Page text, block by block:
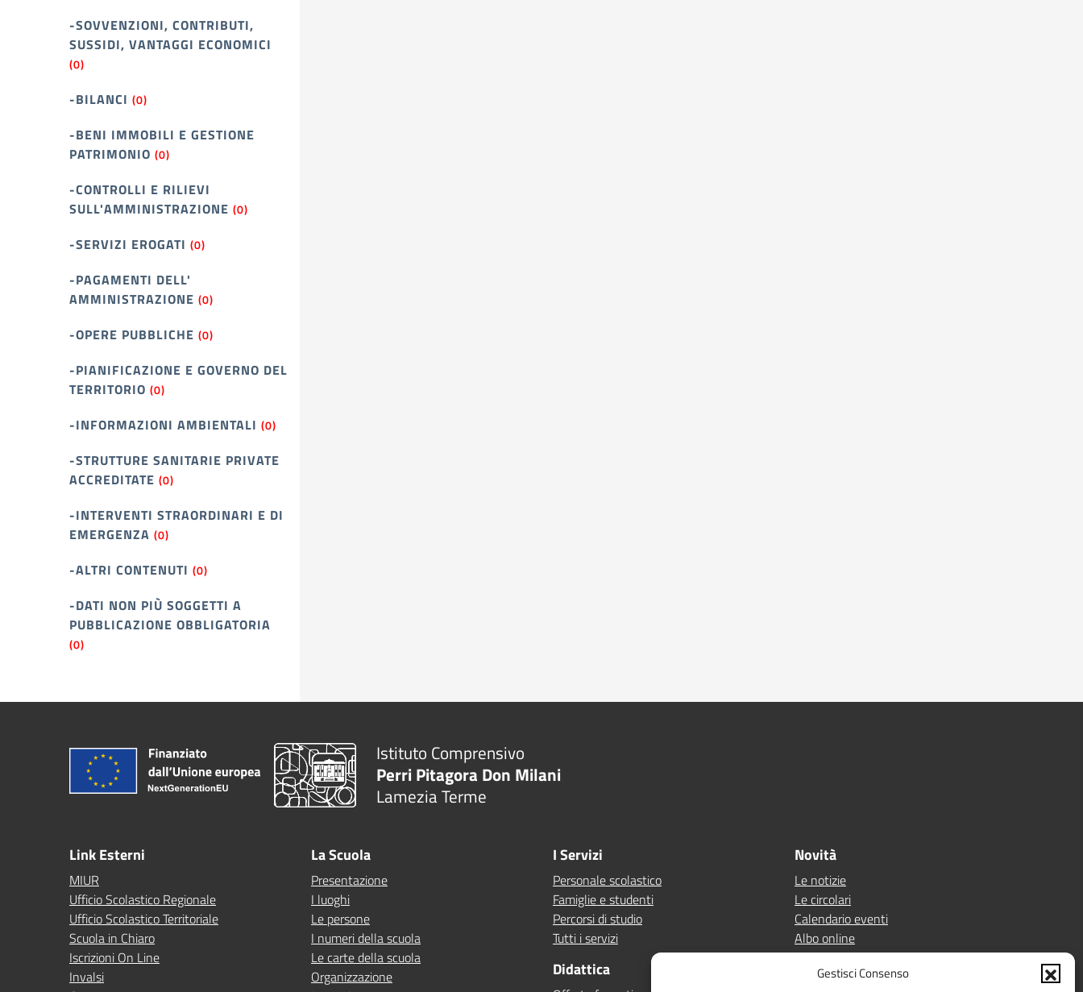
Gestisci Consenso
-SOVVENZIONI, CONTRIBUTI,
SUSSIDI, VANTAGGI ECONOMICI
(0)
-BILANCI (0)
-BENI IMMOBILI E GESTIONE
PATRIMONIO (0)
-CONTROLLI E RILIEVI
SULL'AMMINISTRAZIONE (0)
-SERVIZI EROGATI (0)
-PAGAMENTI DELL'
AMMINISTRAZIONE (0)
-OPERE PUBBLICHE (0)
-PIANIFICAZIONE E GOVERNO DEL
TERRITORIO (0)
-INFORMAZIONI AMBIENTALI (0)
-STRUTTURE SANITARIE PRIVATE
ACCREDITATE (0)
-INTERVENTI STRAORDINARI E DI
EMERGENZA (0)
-ALTRI CONTENUTI (0)
-DATI NON PIÙ SOGGETTI A
PUBBLICAZIONE OBBLIGATORIA
(0)
Istituto Comprensivo
Perri Pitagora Don Milani
Lamezia Terme
Link Esterni
MIUR
Ufficio Scolastico Regionale
Ufficio Scolastico Territoriale
Scuola in Chiaro
Iscrizioni On Line
Invalsi
La Scuola
Presentazione
I luoghi
Le persone
I numeri della scuola
Le carte della scuola
Organizzazione
I Servizi
Personale scolastico
Famiglie e studenti
Percorsi di studio
Tutti i servizi
Didattica
Novità
Le notizie
Le circolari
Calendario eventi
Albo online
Pn 21/27